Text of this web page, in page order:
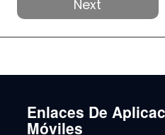
Enlaces De
Móviles